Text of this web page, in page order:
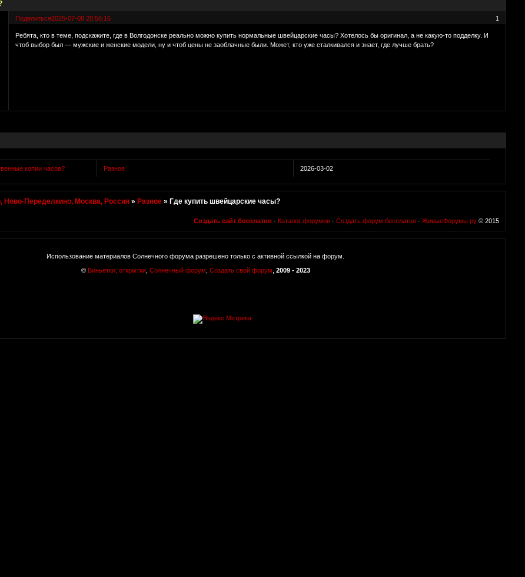
Поделиться 1
2025-07-08 20:56:16
Ребята, кто в теме, подскажите, где в Волгодонске реально можно купить нормальные швейцарские часы? Хотелось бы оригинал, а не какую-то подделку. И
чтоб выбор был — мужские и женские модели, ну и чтоб цены не заоблачные были. Может, кто уже сталкивался и знает, где лучше брать?
копии часов? Разное 2026-03-02
Ново-Переделкино, Москва, Россия »Разное »Где купить швейцарские часы?
Создать сайт бесплатно · Каталог форумов · Создать форум бесплатно · ЖивыеФорумы.ру © 2015
Использование материалов Солнечного форума разрешено только с активной ссылкой на форум.
© Виньетки, открытки, Солнечный форум Создать свой форум 2009 - 2023